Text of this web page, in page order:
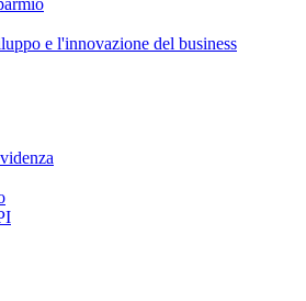
e l'innovazione del business